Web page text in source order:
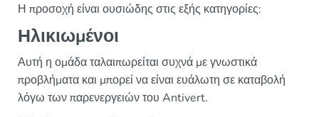
Η προσοχή είναι ουσιώδης στις εξής κατηγορίες:
Ηλικιωμένοι
Αυτή η ομάδα ταλαιπωρείται συχνά με γνωστικά
προβλήματα και μπορεί να είναι ευάλωτη σε καταβολή
λόγω των παρενεργειών του Antivert.